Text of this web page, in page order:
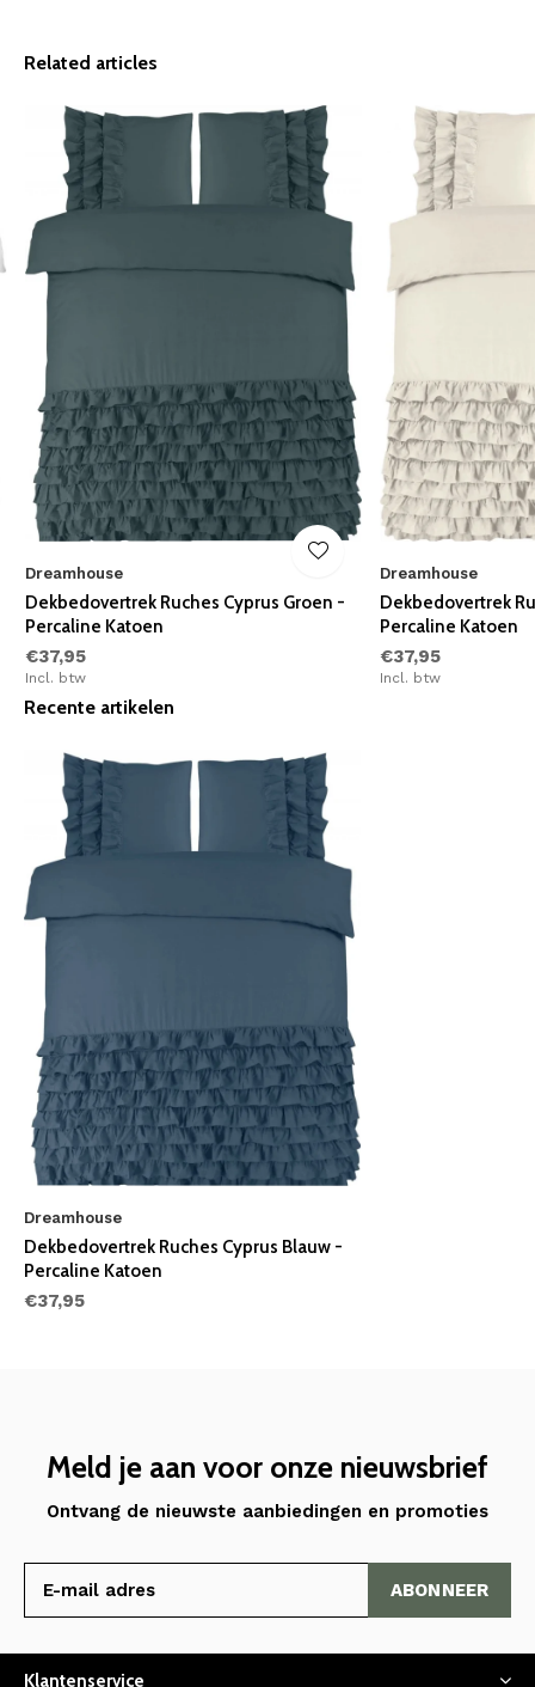
Related articles
Dreamhouse
Dekbedovertrek Ruches Cyprus Groen -
Percaline Katoen
€37,95
Incl. btw
Dreamhouse
Dekbedovertrek
Percaline Katoen
€37,95
Incl. btw
Recente artikelen
Dreamhouse
Dekbedovertrek Ruches Cyprus Blauw -
Percaline Katoen
€37,95
Meld je aan voor onze nieuwsbrief
Ontvang de nieuwste aanbiedingen en promoties
ABONNEER
Klantenservice